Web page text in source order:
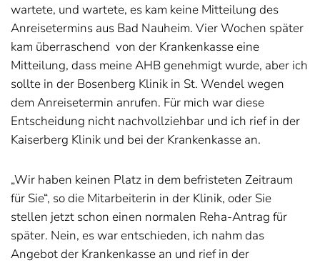
wartete, und wartete, es kam keine Mitteilung des
Anreisetermins aus Bad Nauheim. Vier Wochen später
kam überraschend von der Krankenkasse eine
Mitteilung, dass meine AHB genehmigt wurde, aber ich
sollte in der Bosenberg Klinik in St. Wendel wegen
dem Anreisetermin anrufen. Für mich war diese
Entscheidung nicht nachvollziehbar und ich rief in der
Kaiserberg Klinik und bei der Krankenkasse an.
„Wir haben keinen Platz in dem befristeten Zeitraum
für Sie“, so die Mitarbeiterin in der Klinik, oder Sie
stellen jetzt schon einen normalen Reha-Antrag für
später. Nein, es war entschieden, ich nahm das
Angebot der Krankenkasse an und rief in der